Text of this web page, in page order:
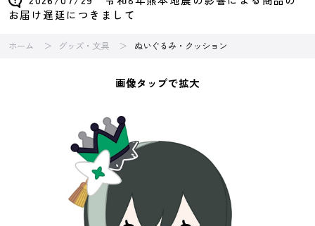
お届け遅延につきまして
ホーム グッズ・文具 ぬいぐるみ・クッション
画像タップで拡大